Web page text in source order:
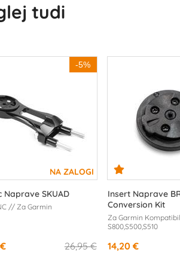
tudi
-5%
Naprave SKUAD
// Za Garmin
26,95 €
Insert Naprave
Conversion Kit
Za Garmin
S800,S500,S510
14,20 €